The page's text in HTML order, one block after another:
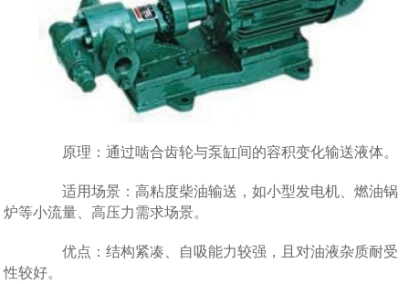
原理：通过啮合齿轮与泵缸间的容积变化输送液体。
适用场景：高粘度柴油输送，如小型发电机、燃油锅
炉等小流量、高压力需求场景。
优点：结构紧凑、自吸能力较强，且对油液杂质耐受
性较好。